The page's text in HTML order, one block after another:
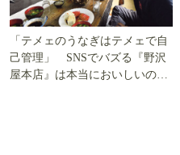
「テメェのうなぎはテメェで自
己管理」 SNSでバズる『野沢
屋本店』は本当においしいの